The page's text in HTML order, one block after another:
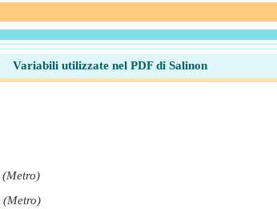
Variabili utilizzate nel PDF di Salinon
(Metro)
(Metro)